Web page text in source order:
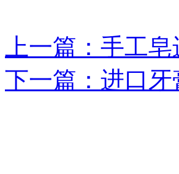
上一篇：手工
下一篇：进口